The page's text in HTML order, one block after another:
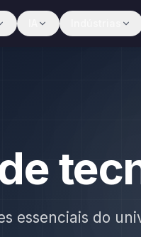
essenciais do